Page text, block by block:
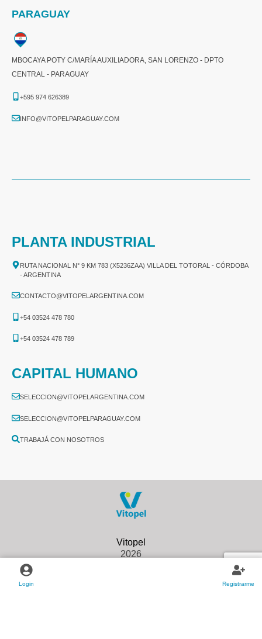
Login Registrarme
PARAGUAY
MBOCAYA POTY C/MARÍA AUXILIADORA, SAN LORENZO - DPTO
CENTRAL - PARAGUAY
+595 974 626389
INFO@VITOPELPARAGUAY.COM
PLANTA INDUSTRIAL
RUTA NACIONAL N° 9 KM 783 (X5236ZAA) VILLA DEL TOTORAL - CÓRDOBA
- ARGENTINA
CONTACTO@VITOPELARGENTINA.COM
+54 03524 478 780​
+54 03524 478 789​
CAPITAL HUMANO
SELECCION@VITOPELARGENTINA.COM
SELECCION@VITOPELPARAGUAY.COM
TRABAJÁ CON NOSOTROS
2026